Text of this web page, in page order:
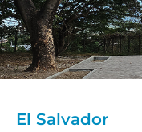
El Salvador